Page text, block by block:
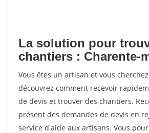
La solution pour
chantiers : Charente-
Vous êtes un artisan et vous
découvrez comment recevoir
de devis et trouver des chantiers.
présent des demandes de devis en
service d'aide aux artisans. Vous